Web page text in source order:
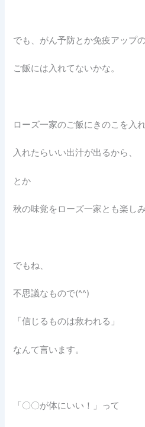
でも、がん予防とか免疫アップ
ご飯には入れてないかな。
ローズ一家のご飯にきのこを入
入れたらいい出汁が出るから、
とか
秋の味覚をローズ一家とも楽し
でもね、
不思議なもので(^^)
「信じるものは救われる」
なんて言います。
「〇〇が体にいい！」って